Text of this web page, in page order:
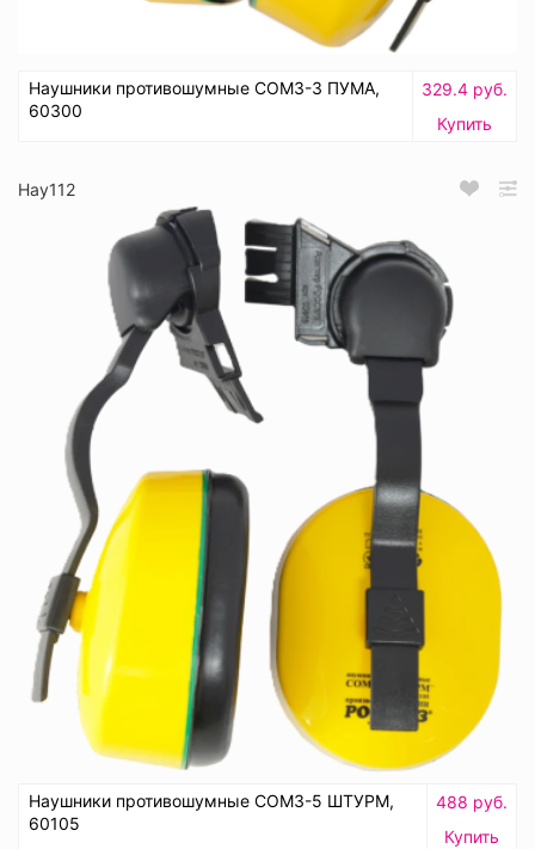
Наушники противошумные СОМЗ-3 ПУМА,
60300
329.4 руб.
Купить
Нау112
Наушники противошумные СОМЗ-5 ШТУРМ,
60105
488 руб.
Купить